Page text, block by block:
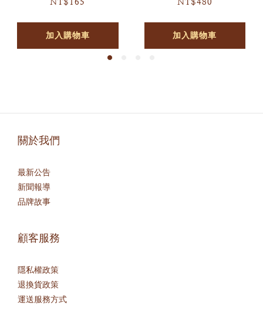
加入購物車 加入購物車
關於我們
最新公告
新聞報導
品牌故事
顧客服務
隱私權政策
退換貨政策
運送服務方式